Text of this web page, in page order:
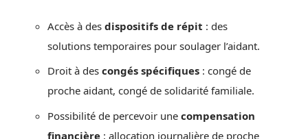
Accès à des dispositifs de répit : des
solutions temporaires pour soulager l’aidant.
Droit à des congés spécifiques : congé de
proche aidant, congé de solidarité familiale.
Possibilité de percevoir une compensation
financière : allocation journalière de proche